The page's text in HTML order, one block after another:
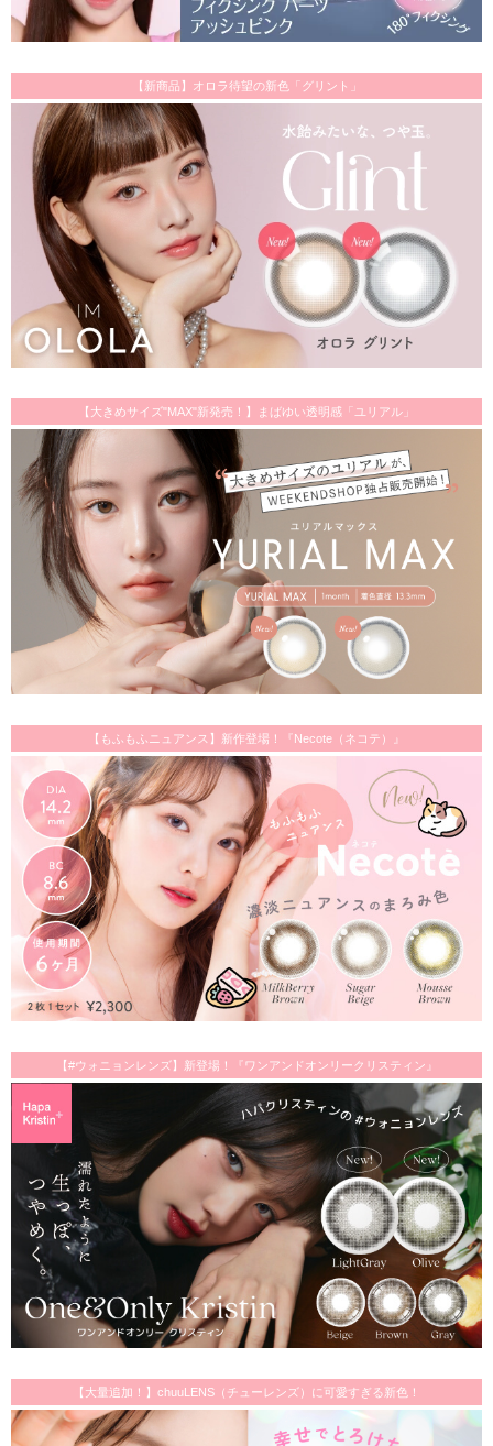
【新商品】オロラ待望の新色「グリント」
【大きめサイズ"MAX"新発売！】まばゆい透明感「ユリアル」
【もふもふニュアンス】新作登場！『Necote（ネコテ）』
【#ウォニョンレンズ】新登場！『ワンアンドオンリークリスティン』
【大量追加！】chuuLENS（チューレンズ）に可愛すぎる新色！